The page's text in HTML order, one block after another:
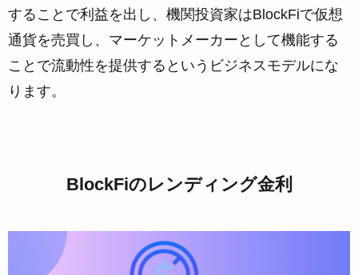
することで利益を出し、機関投資家はBlockFiで仮想
通貨を売買し、マーケットメーカーとして機能する
ことで流動性を提供するというビジネスモデルにな
ります。
BlockFiのレンディング金利